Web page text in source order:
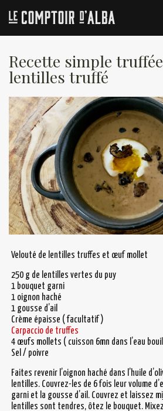
Recette simple
lentilles truffé
Velouté de lentilles truffes et œuf mollet
250 g de lentilles vertes du puy
1 bouquet garni
1 oignon haché
1 gousse d’ail
Crème épaisse ( facultatif )
Carpaccio de truffes
4 œufs mollets ( cuisson 6mn dans l’eau
Sel / poivre
Faites revenir l’oignon haché dans l’huile
lentilles. Couvrez-les de 6 fois leur volume
garni et la gousse d’ail. Couvrez et laissez
lentilles sont tendres, ôtez le bouquet.